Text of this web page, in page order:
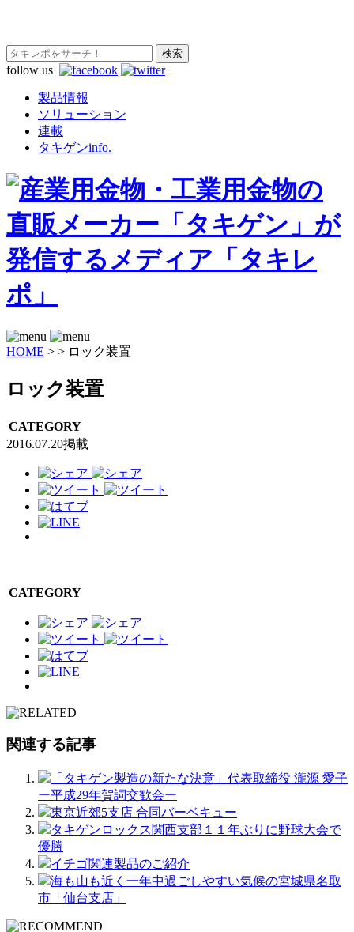
follow us
製品情報
ソリューション
連載
タキゲンinfo.
HOME > > ロック装置
ロック装置
CATEGORY
2016.07.20掲載
CATEGORY
関連する記事
「タキゲン製造の新たな決意」代表取締役 瀧源 愛子
ー平成29年賀詞交歓会ー
東京近郊5支店 合同バーベキュー
タキゲンロックス関西支部１１年ぶりに野球大会で
優勝
イチゴ関連製品のご紹介
海も山も近く一年中過ごしやすい気候の宮城県名取
市「仙台支店」